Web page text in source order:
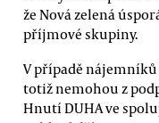
že Nová zelená
příjmové skupiny.
V případě
totiž nemohou z
Hnutí DUHA ve